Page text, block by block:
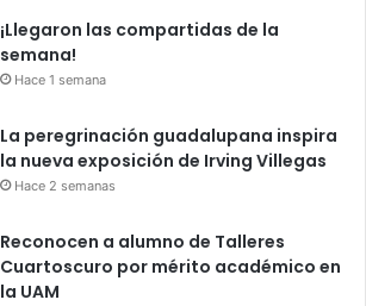
¡Llegaron las compartidas de la
semana!
Hace 1 semana
La peregrinación guadalupana inspira
la nueva exposición de Irving Villegas
Hace 2 semanas
Reconocen a alumno de Talleres
Cuartoscuro por mérito académico en
la UAM